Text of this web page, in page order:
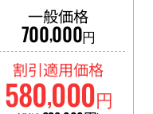
一般価格
700,000円
割引適用価格
580,000円